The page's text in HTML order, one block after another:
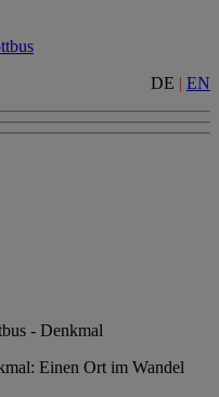
DE | EN
Einen Ort im Wandel